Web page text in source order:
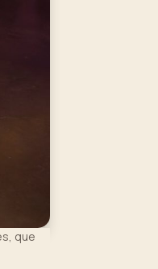
que